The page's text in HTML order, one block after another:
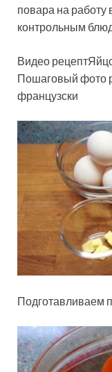
повара на работу
контрольным
Видео
Пошаговый фото
французски
Подготавливаем